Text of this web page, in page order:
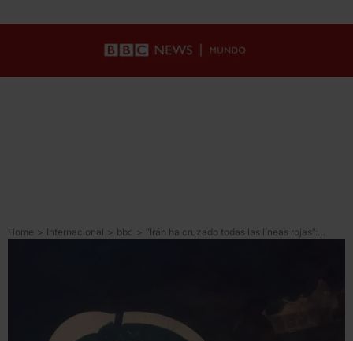
Home > Internacional > bbc >